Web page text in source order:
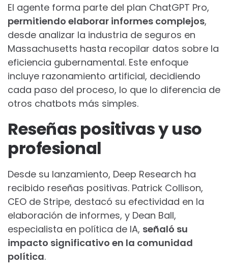
El agente forma parte del plan ChatGPT Pro,
permitiendo elaborar informes complejos,
desde analizar la industria de seguros en
Massachusetts hasta recopilar datos sobre la
eficiencia gubernamental. Este enfoque
incluye razonamiento artificial, decidiendo
cada paso del proceso, lo que lo diferencia de
otros chatbots más simples.
Reseñas positivas y uso
profesional
Desde su lanzamiento, Deep Research ha
recibido reseñas positivas. Patrick Collison,
CEO de Stripe, destacó su efectividad en la
elaboración de informes, y Dean Ball,
especialista en política de IA, señaló su
impacto significativo en la comunidad
política.